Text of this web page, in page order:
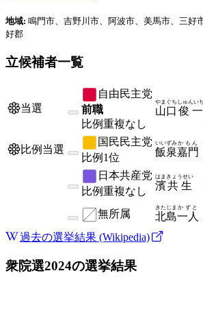
地域: 鳴門市、吉野川市、阿波市、美馬市、三好
好郡
立候補者一覧
当選
自由民主党
前職
比例重複なし
山口
やまぐち
俊一
しゅんいち
比例当選
国民民主党
比例 1位 飯泉
いいずみ
嘉門
かもん
日本共産党
比例重複なし 濱
はま
共生
きょうせい
無所属 北島
きたじま
一人
かずと
過去の選挙結果 (Wikipedia)
衆院選2024の選挙結果